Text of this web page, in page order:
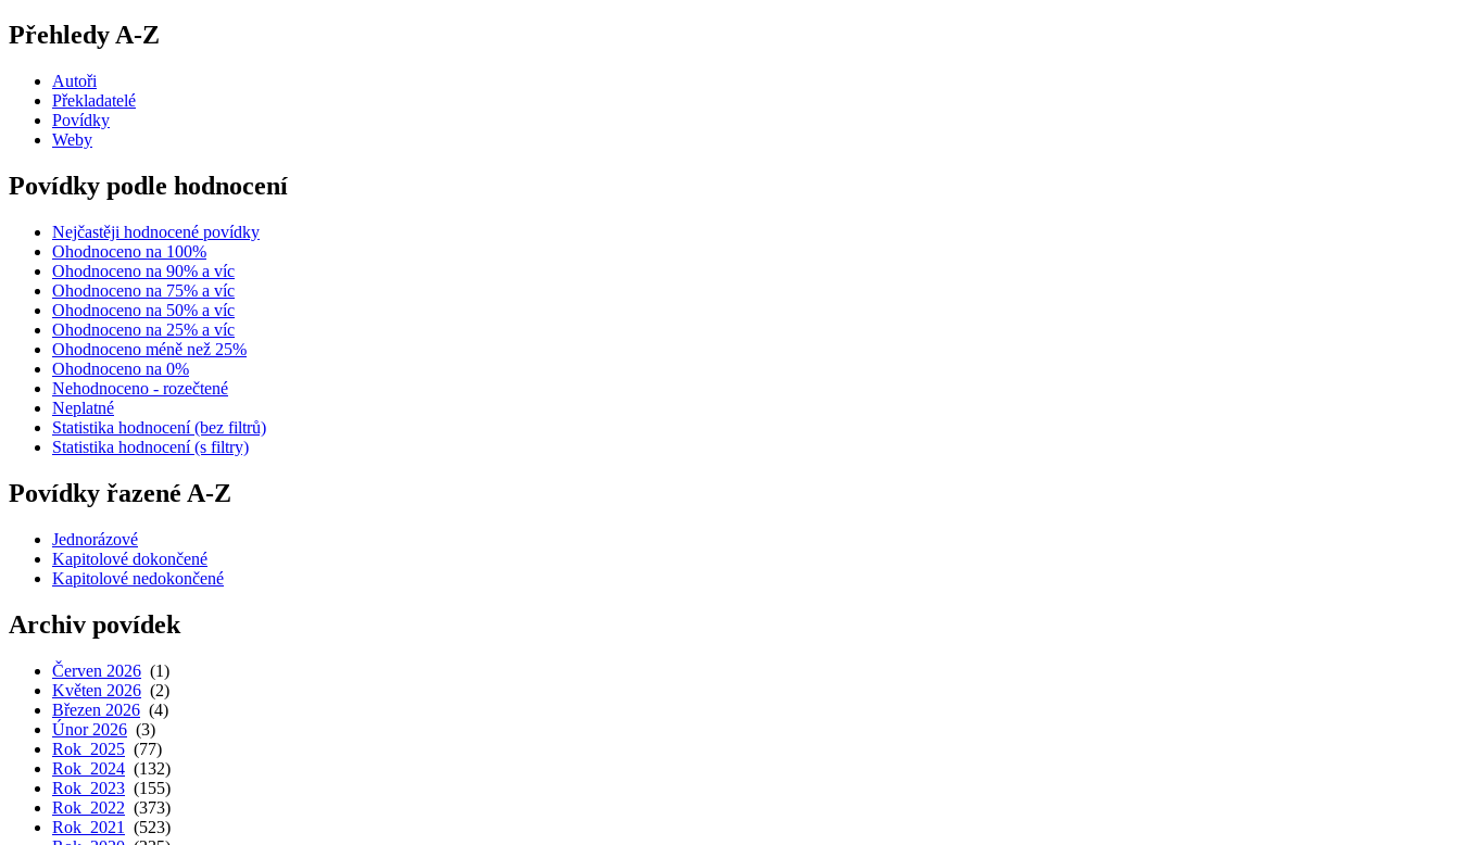
Přehledy A-Z
Autoři
Překladatelé
Povídky
Weby
Povídky podle hodnocení
Nejčastěji hodnocené povídky
Ohodnoceno na 100%
Ohodnoceno na 90% a víc
Ohodnoceno na 75% a víc
Ohodnoceno na 50% a víc
Ohodnoceno na 25% a víc
Ohodnoceno méně než 25%
Ohodnoceno na 0%
Nehodnoceno - rozečtené
Neplatné
Statistika hodnocení (bez filtrů)
Statistika hodnocení (s filtry)
Povídky řazené A-Z
Jednorázové
Kapitolové dokončené
Kapitolové nedokončené
Archiv povídek
Červen 2026 (1)
Květen 2026 (2)
Březen 2026 (4)
Únor 2026 (3)
Rok 2025 (77)
Rok 2024 (132)
Rok 2023 (155)
Rok 2022 (373)
Rok 2021
(523)